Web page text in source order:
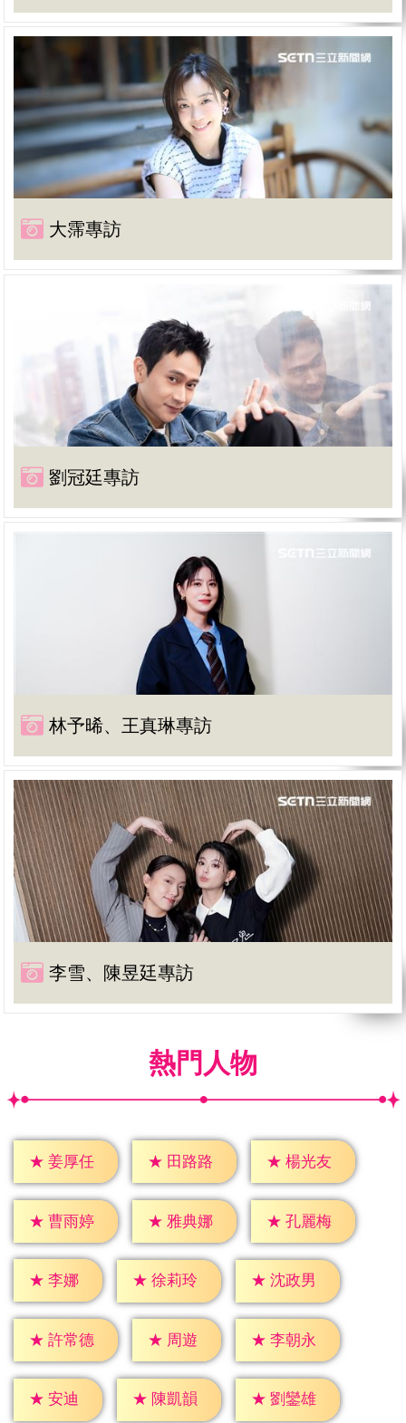
大霈專訪
劉冠廷專訪
林予晞、王真琳專訪
李雪、陳昱廷專訪
熱門人物
★ 姜厚任 ★ 田路路 ★ 楊光友
★ 曹雨婷 ★ 雅典娜 ★ 孔麗梅
★ 李娜 ★ 徐莉玲 ★ 沈政男
★ 許常德 ★ 周遊 ★ 李朝永
★ 安迪 ★ 陳凱韻 ★ 劉鑾雄